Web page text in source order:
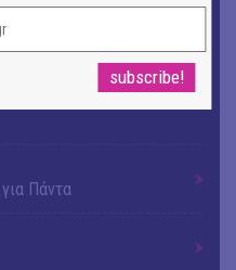
για την ήττα ενός
Πάντα